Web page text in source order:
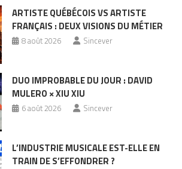
ARTISTE QUÉBÉCOIS VS ARTISTE
FRANÇAIS : DEUX VISIONS DU MÉTIER
8 août 2026 Sincever
DUO IMPROBABLE DU JOUR : DAVID
MULERO × XIU XIU
6 août 2026 Sincever
L’INDUSTRIE MUSICALE EST-ELLE EN
TRAIN DE S’EFFONDRER ?